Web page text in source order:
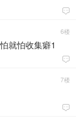

6楼
就怕收集癖1

7楼
